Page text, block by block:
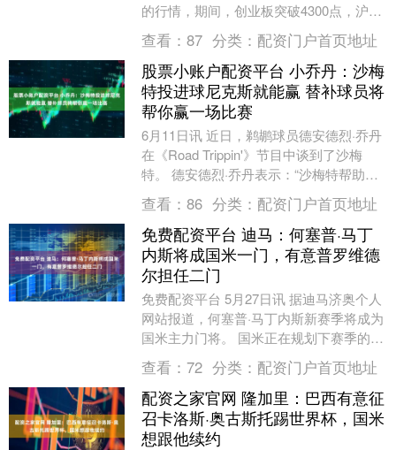
的行情，期间，创业板突破4300点，沪深
两市放量逾3000亿元。科技板块再度拉
升，不过....
查看： 87 分类： 配资门户首页地址
股票小账户配资平台 小乔丹：沙梅
特投进球尼克斯就能赢 替补球员将
帮你赢一场比赛
6月11日讯 近日，鹈鹕球员德安德烈·乔丹
在《Road Trippin'》节目中谈到了沙梅
特。 德安德烈·乔丹表示：“沙梅特帮助尼
克斯赢了不少比赛，如果沙梅特能....
查看： 86 分类： 配资门户首页地址
免费配资平台 迪马：何塞普·马丁
内斯将成国米一门，有意普罗维德
尔担任二门
免费配资平台 5月27日讯 据迪马济奥个人
网站报道，何塞普·马丁内斯新赛季将成为
国米主力门将。 国米正在规划下赛季的球
队阵容，经过最近几周的评估，他们似乎
已经确....
查看： 72 分类： 配资门户首页地址
配资之家官网 隆加里：巴西有意征
召卡洛斯·奥古斯托踢世界杯，国米
想跟他续约